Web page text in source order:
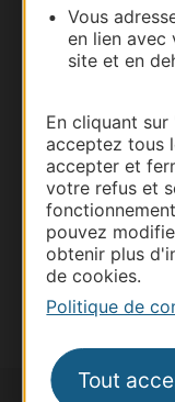
Vous
en lien avec
site et en
En cliquant
acceptez tous
accepter et
votre refus et
pouvez
obtenir plus
de cookies.
Politique de
Tout
Thermalisme
Business/Mice
Site presse
Voyagistes
Destination
Inscrivez-vous
Destination
suggestions de
Je